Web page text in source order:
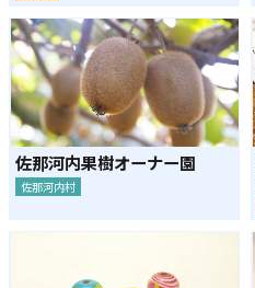
佐那河内果樹オーナー園
佐那河内村